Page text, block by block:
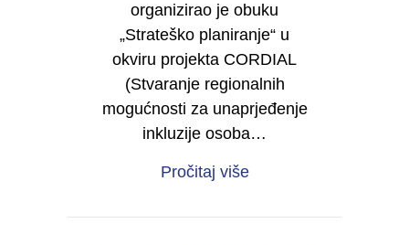
organizirao je obuku
„Strateško planiranje“ u
okviru projekta CORDIAL
(Stvaranje regionalnih
mogućnosti za unaprjeđenje
inkluzije osoba…
Pročitaj višeabout Od vizije do